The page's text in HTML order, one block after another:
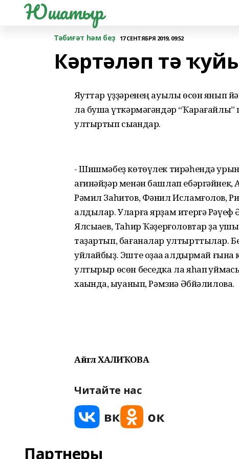
Юшатыр
Тәбиғәт һәм беҙ 17 СЕНТЯБРЯ 2019, 09:52
Кəртəлəп тə
Яҡуттар үҙҙәренең ауылы өсөн янып
ла бушҡа үткәрмәгәндәр
ултыртып сыҡҡандар.
- Шишмәбеҙ көтөүлек тирәһендә
ағинәйҙәр менән башлап
Рәмил Заһитов, Фәнил Исламғолов,
алдылар. Уларға ярҙам итергә Рәүеф
Ялсыҡаев, Таһир Ҡәҙерғоловтар ҙа
таҙартып, бағаналар ултырттылар.
уйлайбыҙ. Эште оҙаҡҡа ҡалдырмай
ултырыр өсөн беседка ла яһап
хаҡында, ҡыуанып, Рәмзиә Әбйәлилова.
Айгөл ХАЛИҠОВА
Читайте нас
Партнеры